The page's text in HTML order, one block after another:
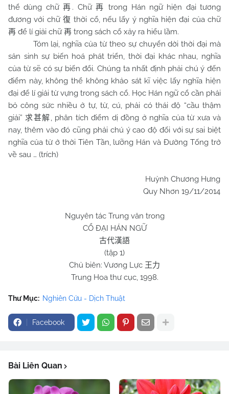
thể dùng chữ 再 . Chữ 再
trong Hán ngữ hiện đại tương
đương với chữ 復 thời cổ, nếu lấy ý nghĩa hiện đại của chữ
再 để lí giải chữ再 trong sách cổ xảy ra hiểu lầm.
Tóm lại, nghĩa của từ theo sự chuyển dời thời đại mà
sản sinh sự biến hoá phát triển, thời đại khác nhau, nghĩa
của từ sẽ có sự biến đổi. Chúng ta nhất định phải chú ý đến
điểm này, không thể không khảo sát kĩ việc lấy nghĩa hiện
đại để lí giải từ vựng trong sách cổ. Học Hán ngữ cổ cần phải
bỏ công sức nhiều ở tự, từ, cú, phải có thái độ “cầu thậm
giải”求甚解, phân tích điểm dị đồng ở nghĩa của từ xưa và
nay, thêm vào đó cũng phải chú ý cao độ đối với sự sai biệt
nghĩa của từ ở thời Tiên Tần, lưỡng Hán và Đường Tống trở
về sau … (trích)
Huỳnh Chương Hưng
Quy Nhơn 19/11/2014
Nguyên tác Trung văn trong
CỔ ĐẠI HÁN NGỮ
古代漢語
(tập 1)
Chủ biên: Vương Lực 王力
Trung Hoa thư cục, 1998.
Thư Mục: Nghiên Cứu - Dịch Thuật
Facebook
Bài Liên Quan